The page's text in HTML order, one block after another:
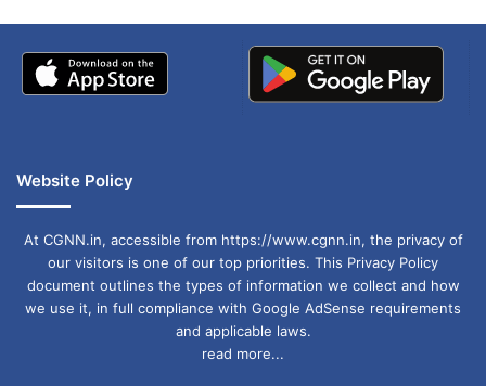
Website Policy
At CGNN.in, accessible from https://www.cgnn.in, the privacy of
our visitors is one of our top priorities. This Privacy Policy
document outlines the types of information we collect and how
we use it, in full compliance with Google AdSense requirements
and applicable laws.
read more...